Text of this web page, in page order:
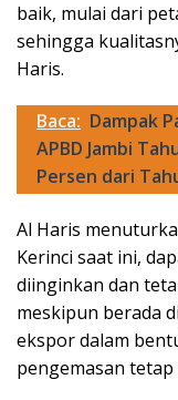
baik, mulai dari
sehingga
Haris.
Baca: Dampak
APBD Jambi
Persen dari
Al Haris
Kerinci saat ini,
diinginkan dan
meskipun berada
ekspor dalam
pengemasan tetap